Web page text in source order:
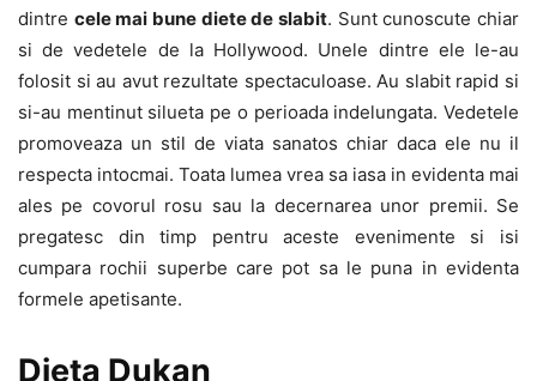
dintre cele mai bune diete de slabit. Sunt cunoscute chiar
si de vedetele de la Hollywood. Unele dintre ele le-au
folosit si au avut rezultate spectaculoase. Au slabit rapid si
si-au mentinut silueta pe o perioada indelungata. Vedetele
promoveaza un stil de viata sanatos chiar daca ele nu il
respecta intocmai. Toata lumea vrea sa iasa in evidenta mai
ales pe covorul rosu sau la decernarea unor premii. Se
pregatesc din timp pentru aceste evenimente si isi
cumpara rochii superbe care pot sa le puna in evidenta
formele apetisante.
Dieta Dukan